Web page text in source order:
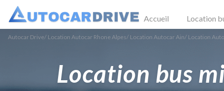
Accueil Location
Autocar Drive/ Location Autocar Rhone Alpes/ Location Autocar Ain/ Location
Location bus